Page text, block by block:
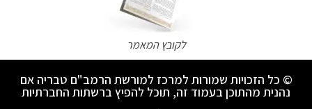
לקובץ המאמר
© כל הזכויות שמורות למרכז למורשת הרמב"ם טבריה אם
נהנית מהתוכן בעמוד זה, תוכל להפיץ ברשתות החברתיות